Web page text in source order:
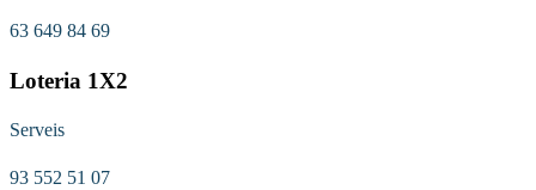
63 649 84 69
Loteria 1X2
Serveis
93 552 51 07